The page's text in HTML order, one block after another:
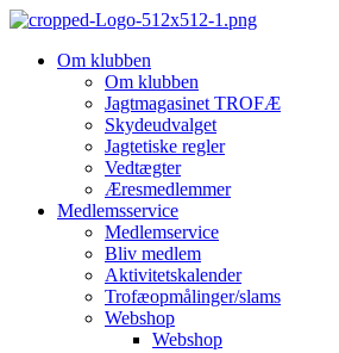
Videre
indholdOm klubben
Om klubben
Jagtmagasinet TROFÆ
Skydeudvalget
Jagtetiske regler
Vedtægter
Æresmedlemmer
Medlemsservice
Medlemservice
Bliv medlem
Aktivitetskalender
Trofæopmålinger/slams
Webshop
Webshop